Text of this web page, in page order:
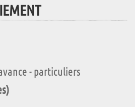
- particuliers